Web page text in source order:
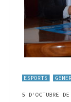
ESPORTS
5 D'OCTUBRE